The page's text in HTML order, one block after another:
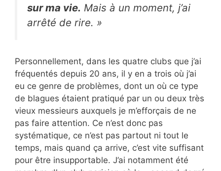
sur ma vie. Mais à un moment, j’ai
arrêté de rire. »
Personnellement, dans les quatre clubs que j’ai
fréquentés depuis 20 ans, il y en a trois où j’ai
eu ce genre de problèmes, dont un où ce type
de blagues étaient pratiqué par un ou deux très
vieux messieurs auxquels je m’efforçais de ne
pas faire attention. Ce n’est donc pas
systématique, ce n’est pas partout ni tout le
temps, mais quand ça arrive, c’est vite suffisant
pour être insupportable. J’ai notamment été